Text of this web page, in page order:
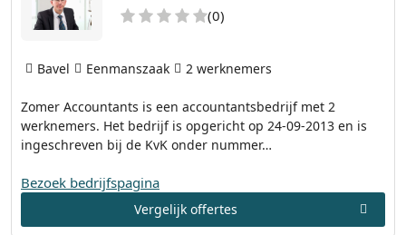
(0)
Zomer Accountants is een accountantsbedrijf met 2
werknemers. Het bedrijf is opgericht op 24-09-2013 en is
ingeschreven bij de KvK onder nummer…
Bavel Eenmanszaak 2 werknemers
Bezoek bedrijfspagina
Vergelijk offertes